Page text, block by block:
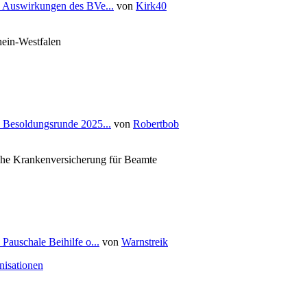
des BVe... von Kirk40
Westfalen
2025... von Robertbob
Krankenversicherung für Beamte
Beihilfe o... von Warnstreik